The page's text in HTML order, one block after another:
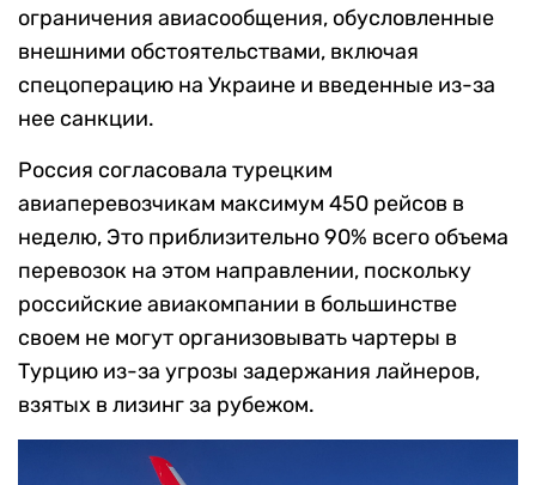
ограничения авиасообщения, обусловленные
внешними обстоятельствами, включая
спецоперацию на Украине и введенные из-за
нее санкции.
Россия согласовала турецким
авиаперевозчикам максимум 450 рейсов в
неделю, Это приблизительно 90% всего объема
перевозок на этом направлении, поскольку
российские авиакомпании в большинстве
своем не могут организовывать чартеры в
Турцию из-за угрозы задержания лайнеров,
взятых в лизинг за рубежом.